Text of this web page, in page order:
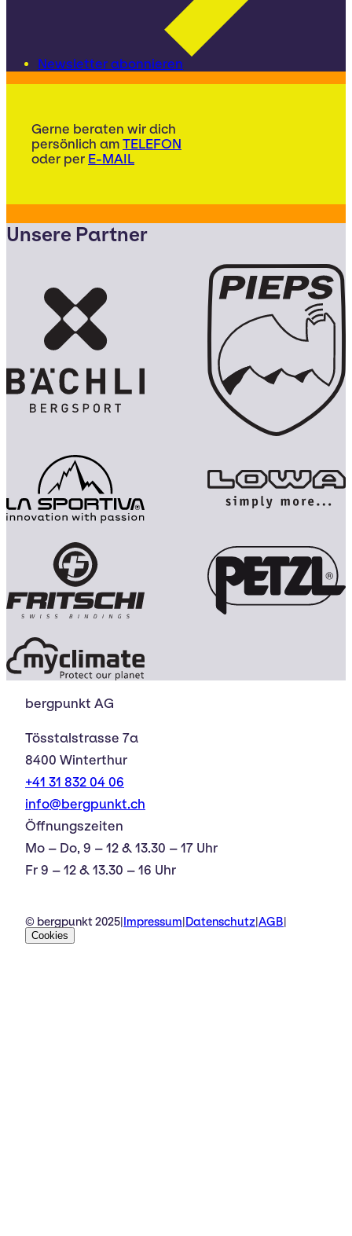
Newsletter abonnieren
Gerne beraten wir dich
persönlich am TELEFON
oder per E-MAIL
Unsere Partner
bergpunkt AG
Tösstalstrasse 7a
8400 Winterthur
+41 31 832 04 06
info@bergpunkt.ch
Öffnungszeiten
Mo – Do, 9 – 12 & 13.30 – 17 Uhr
Fr 9 – 12 & 13.30 – 16 Uhr
© bergpunkt 2025 Impressum Datenschutz AGB
Cookies